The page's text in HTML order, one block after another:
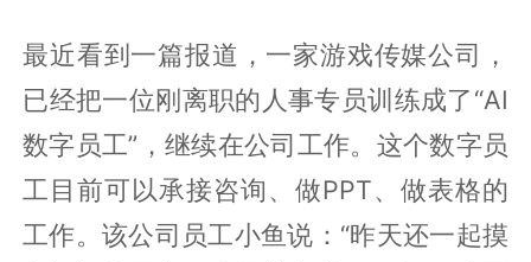
最近看到一篇报道，一家游戏传媒公司，
已经把一位刚离职的人事专员训练成了“AI
数字员工”，继续在公司工作。这个数字员
工目前可以承接咨询、做PPT、做表格的
工作。该公司员工小鱼说：“昨天还一起摸